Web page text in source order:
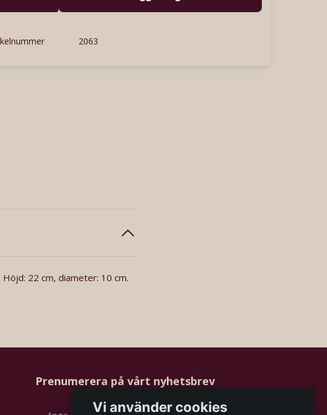
2063
22 cm, diameter: 10 cm.
Prenumerera på vårt nyhetsbrev
Vi använder cookies